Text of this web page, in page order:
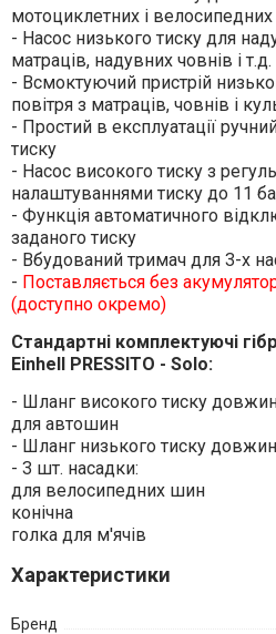
мотоциклетних і
- Насос низького тиску для
матраців, надувних човнів і т.д.
- Всмоктуючий пристрій
повітря з матраців, човнів і
- Простий в експлуатації
тиску
- Насос високого тиску з
налаштуваннями тиску до 11
- Функція автоматичного
заданого тиску
- Вбудований тримач для 3-х
- Поставляється без
(доступно окремо)
Стандартні комплектуючі
Einhell PRESSITO - Solo:
- Шланг високого тиску
для автошин
- Шланг низького тиску
- 3 шт. насадки:
для велосипедних шин
конічна
голка для м'ячів
Характеристики
Бренд